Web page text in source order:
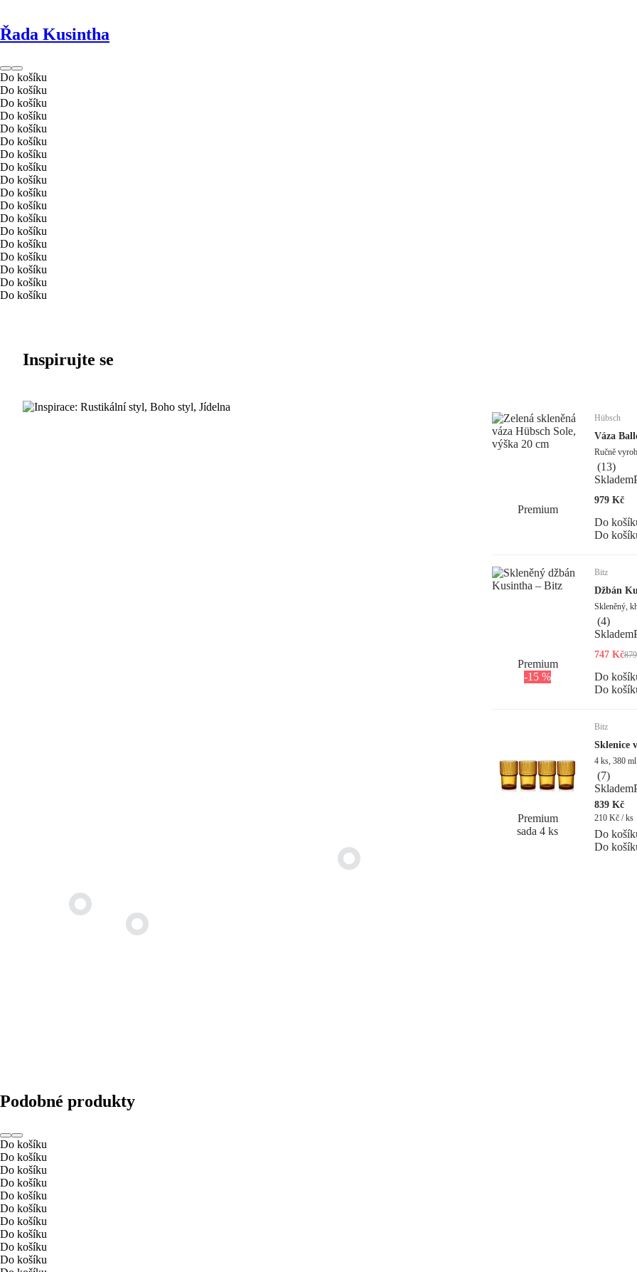
Řada Kusintha
Do košíku
Do košíku
Do košíku
Do košíku
Do košíku
Do košíku
Do košíku
Do košíku
Do košíku
Do košíku
Do košíku
Do košíku
Do košíku
Do košíku
Do košíku
Do košíku
Do košíku
Do košíku
Inspirujte se
Premium
Hübsch
Váza
Ručně
(13)
Skladem
979 Kč
Do
Do
Premium
-15 %
Bitz
Džbán
Skleněný,
(4)
Skladem
747 Kč
Do
Do
Premium
sada 4 ks
Bitz
Sklenice
4 ks, 380 ml
(7)
Skladem
839 Kč
210 Kč / ks
Do
Do
Podobné produkty
Do košíku
Do košíku
Do košíku
Do košíku
Do košíku
Do košíku
Do košíku
Do košíku
Do košíku
Do košíku